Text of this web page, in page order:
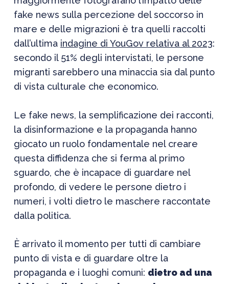
fake news sulla percezione del soccorso in
mare e delle migrazioni è tra quelli raccolti
dall’ultima indagine di YouGov relativa al 2023:
secondo il 51% degli intervistati, le persone
migranti sarebbero una minaccia sia dal punto
di vista culturale che economico.
Le fake news, la semplificazione dei racconti,
la disinformazione e la propaganda hanno
giocato un ruolo fondamentale nel creare
questa diffidenza che si ferma al primo
sguardo, che è incapace di guardare nel
profondo, di vedere le persone dietro i
numeri, i volti dietro le maschere raccontate
dalla politica.
È arrivato il momento per tutti di cambiare
punto di vista e di guardare oltre la
propaganda e i luoghi comuni: dietro ad una